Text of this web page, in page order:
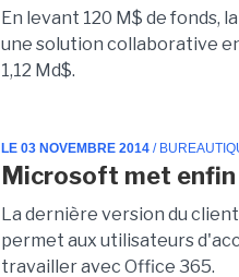
En levant 120 M$ de fonds,
une solution collaborative
1,12 Md$.
LE 03 NOVEMBRE 2014 /
Microsoft met
La dernière version du
permet aux utilisateurs
travailler avec Office 365.